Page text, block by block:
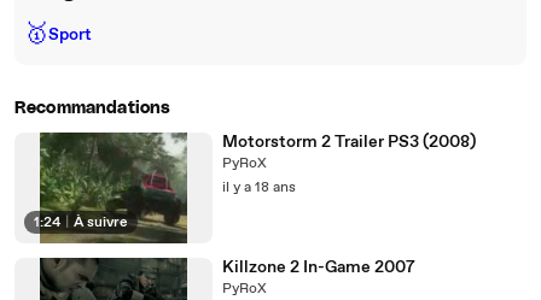
🥇Sport
Recommandations
1:24 À suivre
Motorstorm 2 Trailer PS3 (2008)
PyRoX
il y a 18 ans
Killzone 2 In-Game 2007
PyRoX